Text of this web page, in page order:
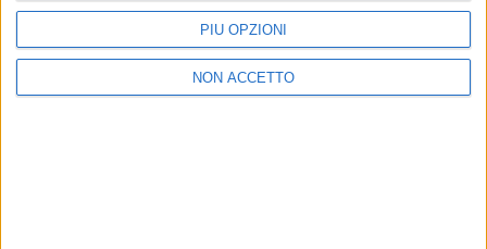
PIÙ OPZIONI
NON ACCETTO
73FOTO